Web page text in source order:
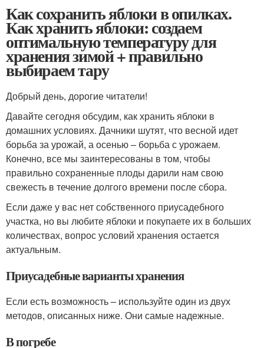
Как сохранить яблоки в опилках.
Как хранить яблоки: создаем
оптимальную температуру для
хранения зимой + правильно
выбираем тару
Добрый день, дорогие читатели!
Давайте сегодня обсудим, как хранить яблоки в
домашних условиях. Дачники шутят, что весной идет
борьба за урожай, а осенью – борьба с урожаем.
Конечно, все мы заинтересованы в том, чтобы
правильно сохраненные плоды дарили нам свою
свежесть в течение долгого времени после сбора.
Если даже у вас нет собственного приусадебного
участка, но вы любите яблоки и покупаете их в больших
количествах, вопрос условий хранения остается
актуальным.
Приусадебные варианты хранения
Если есть возможность – используйте один из двух
методов, описанных ниже. Они самые надежные.
В погребе